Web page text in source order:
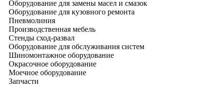
Оборудование для замены масел и смазок
Оборудование для кузовного ремонта
Пневмолиния
Производственная мебель
Стенды сход-развал
Оборудование для обслуживания систем
Шиномонтажное оборудование
Окрасочное оборудование
Моечное оборудование
Запчасти